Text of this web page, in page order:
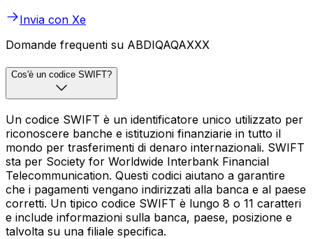
Invia con Xe
Domande frequenti su ABDIQAQAXXX
Cos'è un codice SWIFT?
Un codice SWIFT è un identificatore unico utilizzato per
riconoscere banche e istituzioni finanziarie in tutto il
mondo per trasferimenti di denaro internazionali. SWIFT
sta per Society for Worldwide Interbank Financial
Telecommunication. Questi codici aiutano a garantire
che i pagamenti vengano indirizzati alla banca e al paese
corretti. Un tipico codice SWIFT è lungo 8 o 11 caratteri
e include informazioni sulla banca, paese, posizione e
talvolta su una filiale specifica.